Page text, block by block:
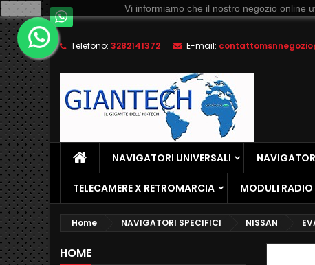
Telefono: 3282141372 E-mail:
NAVIGATORI UNIVERSALI
TELECAMERE X RETROMARCIA MODULI RADIO
Home NAVIGATORI SPECIFICI NISSAN
HOME
Ok Vi informiamo che il nostro negozio online